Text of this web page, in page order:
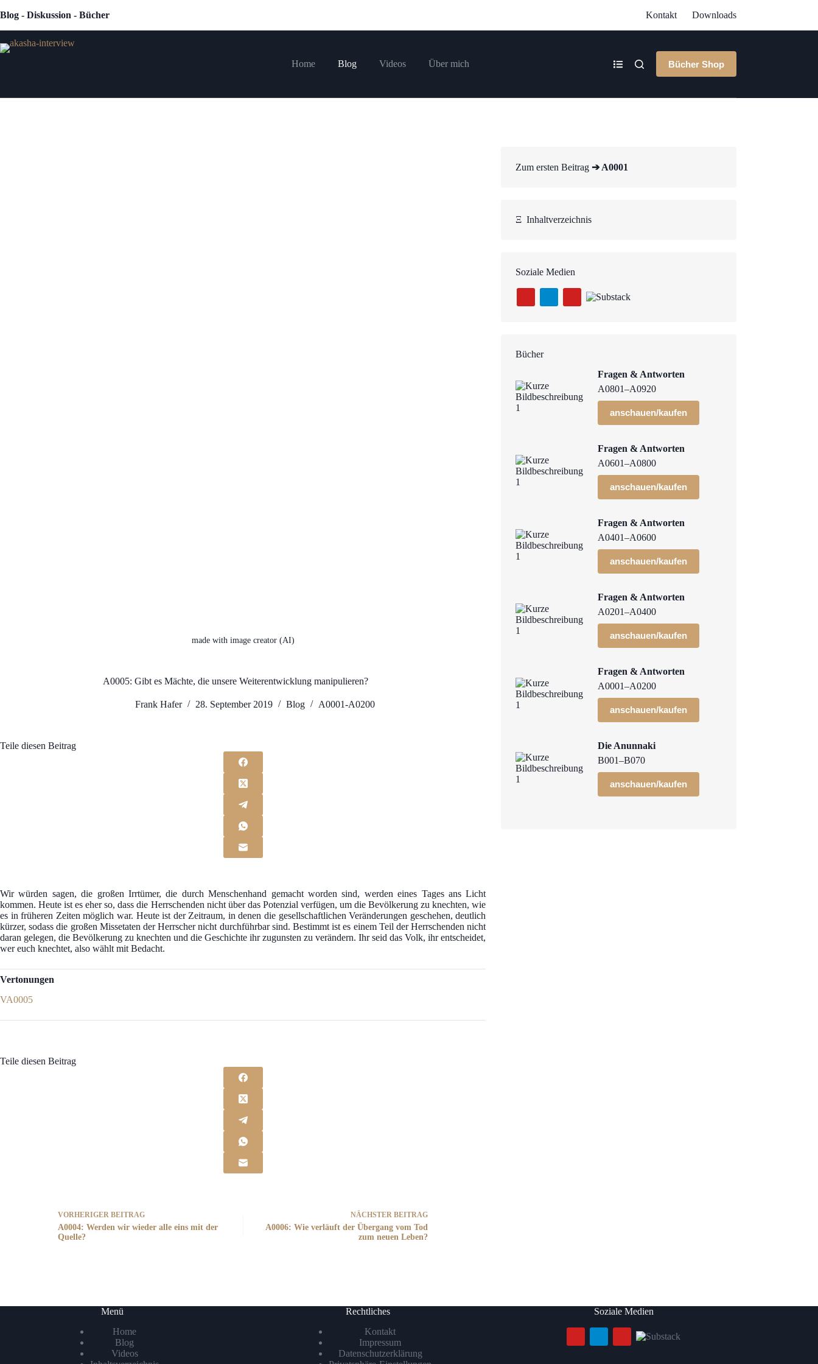
Inhalt
Blog - Diskussion - Bücher Kontakt Downloads
Home Blog Videos Über mich Bücher Shop
made with image creator (AI)
A0005: Gibt es Mächte, die unsere Weiterentwicklung manipulieren?
Frank Hafer 28. September 2019 Blog A0001-A0200
Teile diesen Beitrag
Wir würden sagen, die großen Irrtümer, die durch Menschenhand gemacht worden sind, werden eines Tages ans Licht
kommen. Heute ist es eher so, dass die Herrschenden nicht über das Potenzial verfügen, um die Bevölkerung zu knechten, wie
es in früheren Zeiten möglich war. Heute ist der Zeitraum, in denen die gesellschaftlichen Veränderungen geschehen, deutlich
kürzer, sodass die großen Missetaten der Herrscher nicht durchführbar sind. Bestimmt ist es einem Teil der Herrschenden nicht
daran gelegen, die Bevölkerung zu knechten und die Geschichte ihr zugunsten zu verändern. Ihr seid das Volk, ihr entscheidet,
wer euch knechtet, also wählt mit Bedacht.
Vertonungen
VA0005
Teile diesen Beitrag
VORHERIGER BEITRAG
A0004: Werden wir wieder alle eins mit der
Quelle?
NÄCHSTERBEITRAG
A0006: Wie verläuft der Übergang vom Tod
zum neuen Leben?
Zum ersten Beitrag ➔ A0001
ΞInhaltverzeichnis
Soziale Medien
Bücher
Fragen & Antworten
A0801–A0920
anschauen/kaufen
Fragen & Antworten
A0601–A0800
anschauen/kaufen
Fragen & Antworten
A0401–A0600
anschauen/kaufen
Fragen & Antworten
A0201–A0400
anschauen/kaufen
Fragen & Antworten
A0001–A0200
anschauen/kaufen
Die Anunnaki
B001–B070
anschauen/kaufen
Menü
Home
Blog
Videos
Rechtliches
Kontakt
Impressum
Datenschutzerklärung
Soziale Medien